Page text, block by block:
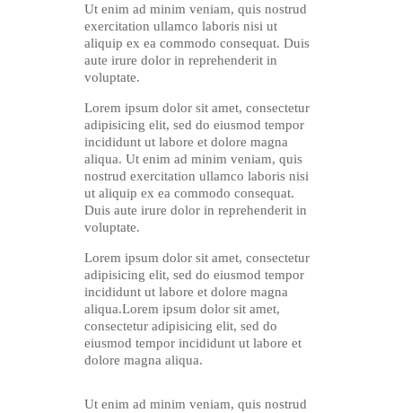
Ut enim ad minim veniam, quis nostrud
exercitation ullamco laboris nisi ut
aliquip ex ea commodo consequat. Duis
aute irure dolor in reprehenderit in
voluptate.
Lorem ipsum dolor sit amet, consectetur
adipisicing elit, sed do eiusmod tempor
incididunt ut labore et dolore magna
aliqua. Ut enim ad minim veniam, quis
nostrud exercitation ullamco laboris nisi
ut aliquip ex ea commodo consequat.
Duis aute irure dolor in reprehenderit in
voluptate.
Lorem ipsum dolor sit amet, consectetur
adipisicing elit, sed do eiusmod tempor
incididunt ut labore et dolore magna
aliqua.Lorem ipsum dolor sit amet,
consectetur adipisicing elit, sed do
eiusmod tempor incididunt ut labore et
dolore magna aliqua.
Ut enim ad minim veniam, quis nostrud